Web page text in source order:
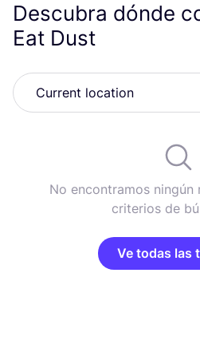
Descubra dónde
Eat Dust
No encontramos ningún
criterios de
Ve todas las